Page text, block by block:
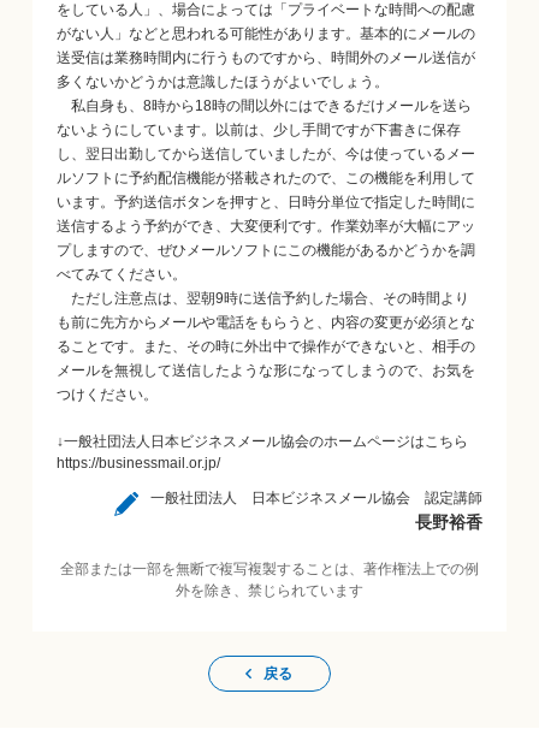
をしている人」、場合によっては「プライベートな時間への配慮
がない人」などと思われる可能性があります。基本的にメールの
送受信は業務時間内に行うものですから、時間外のメール送信が
多くないかどうかは意識したほうがよいでしょう。
私自身も、8時から18時の間以外にはできるだけメールを送ら
ないようにしています。以前は、少し手間ですが下書きに保存
し、翌日出勤してから送信していましたが、今は使っているメー
ルソフトに予約配信機能が搭載されたので、この機能を利用して
います。予約送信ボタンを押すと、日時分単位で指定した時間に
送信するよう予約ができ、大変便利です。作業効率が大幅にアッ
プしますので、ぜひメールソフトにこの機能があるかどうかを調
べてみてください。
ただし注意点は、翌朝9時に送信予約した場合、その時間より
も前に先方からメールや電話をもらうと、内容の変更が必須とな
ることです。また、その時に外出中で操作ができないと、相手の
メールを無視して送信したような形になってしまうので、お気を
つけください。
↓一般社団法人日本ビジネスメール協会のホームページはこちら
https://businessmail.or.jp/
一般社団法人 日本ビジネスメール協会 認定講師
長野裕香
全部または一部を無断で複写複製することは、著作権法上での例
外を除き、禁じられています
戻る